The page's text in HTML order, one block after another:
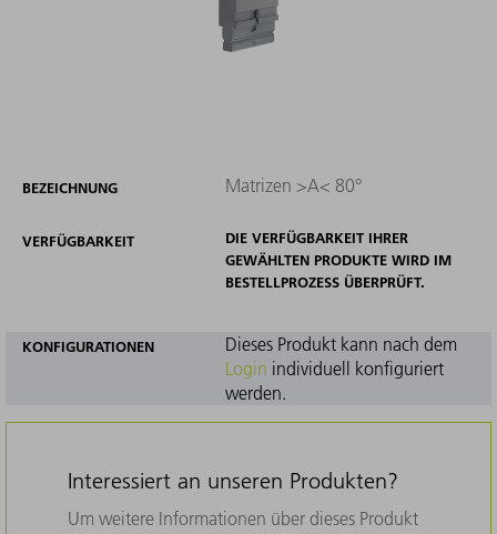
BEZEICHNUNG Matrizen >A< 80°
VERFÜGBARKEIT
DIE VERFÜGBARKEIT IHRER
GEWÄHLTEN PRODUKTE WIRD IM
BESTELLPROZESS ÜBERPRÜFT.
KONFIGURATIONEN
Dieses Produkt kann nach dem
Login individuell konfiguriert
werden.
Interessiert an unseren Produkten?
Um weitere Informationen über dieses Produkt